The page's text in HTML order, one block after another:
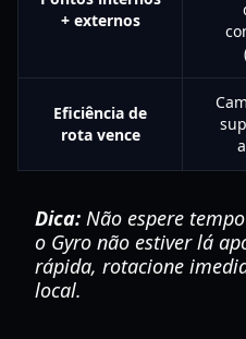
+ externos
Eficiência de
rota vence
Dica: Não espere
o Gyro não estiver lá
rápida, rotacione
local.